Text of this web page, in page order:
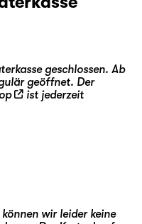
geschlossen. Ab
geöffnet. Der
ist jederzeit
wir leider keine